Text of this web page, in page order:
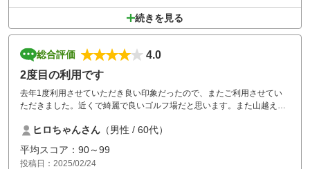
続きを見る
総合評価
4.0
2度目の利用です
去年1度利用させていただき良い印象だったので、またご利用させてい
ただきました。近くで綺麗で良いゴルフ場だと思います。また山越えせ
言え当日昼から雪が降って前半真っ白になっちやいましたが）？？。メ
ンテも良くまたプレーしたいゴルフ場です。
ヒロちゃんさん （男性 / 60代）
平均スコア：90～99
投稿日：2025/02/24